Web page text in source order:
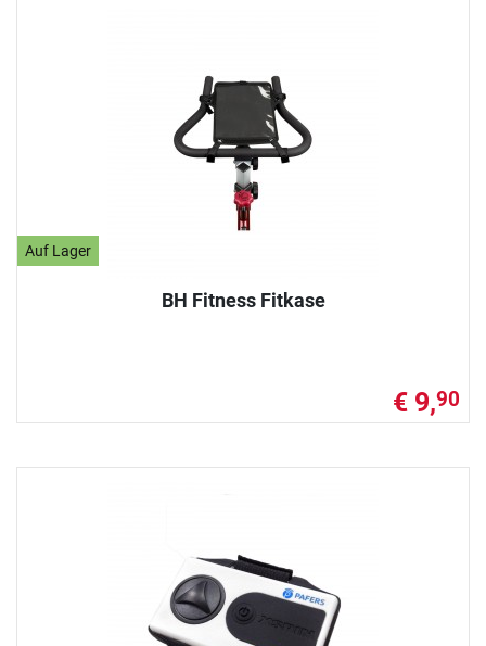
Auf Lager
BH Fitness Fitkase
€ 9,90